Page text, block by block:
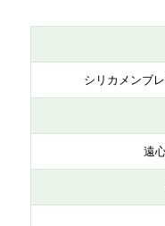
シリカメンブ
遠